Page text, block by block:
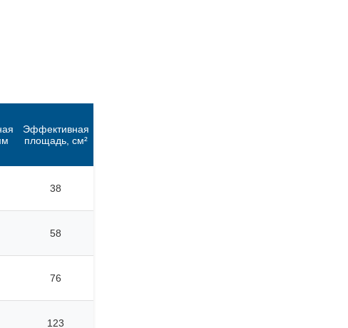
Эффективная
площадь, см²
38
58
76
123